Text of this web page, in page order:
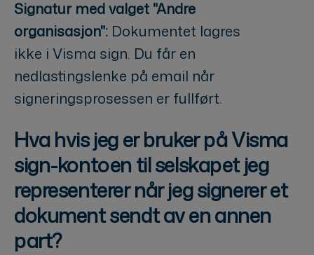
Signatur med valget "Andre
organisasjon": Dokumentet lagres
ikke i Visma sign. Du får en
nedlastingslenke på email når
signeringsprosessen er fullført.
Hva hvis jeg er bruker på Visma
sign-kontoen til selskapet jeg
representerer når jeg signerer et
dokument sendt av en annen
part?